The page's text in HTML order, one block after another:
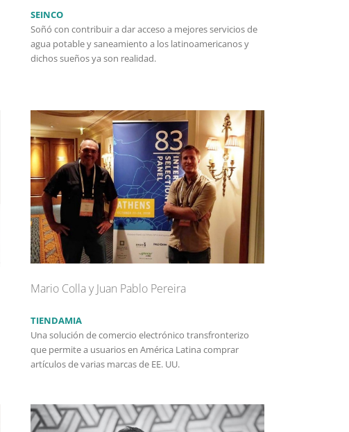
SEINCO
Soñó con contribuir a dar acceso a mejores servicios de
agua potable y saneamiento a los latinoamericanos y
dichos sueños ya son realidad.
Mario Colla y Juan Pablo Pereira
TIENDAMIA
Una solución de comercio electrónico transfronterizo
que permite a usuarios en América Latina comprar
artículos de varias marcas de EE. UU.